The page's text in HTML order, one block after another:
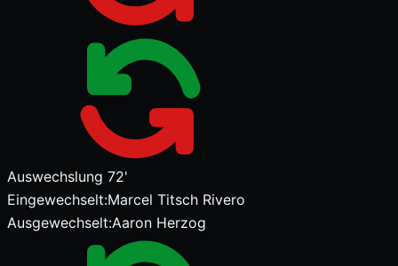
Auswechslung 72'
Eingewechselt:Marcel Titsch Rivero
Ausgewechselt:Aaron Herzog